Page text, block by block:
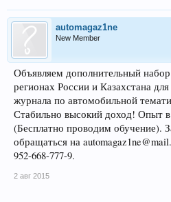
automagaz1ne
New Member
Объявляем дополнительный набор
регионах России и Казахстана
журнала по автомобильной
Стабильно высокий доход! Опыт в
(Бесплатно проводим обучение).
обращаться на
952-668-777-9.
2 авг 2015